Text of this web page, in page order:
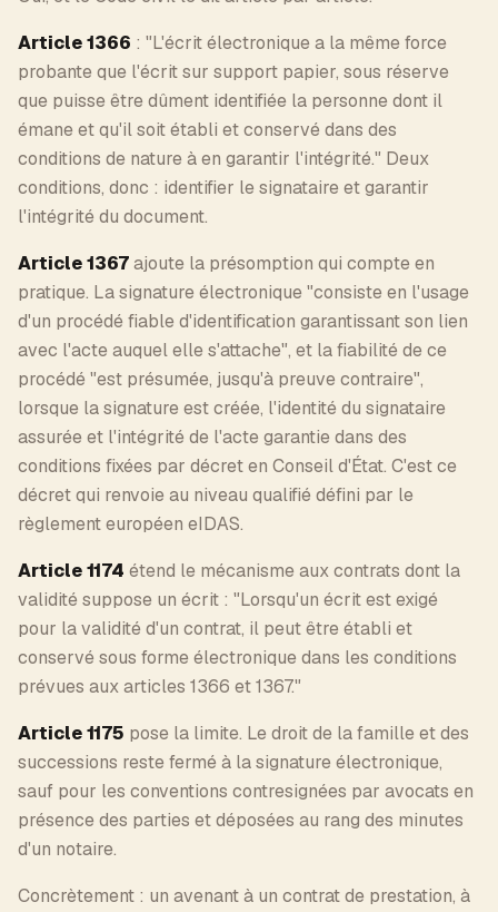
Article 1366 : "L'écrit électronique a la même force
probante que l'écrit sur support papier, sous réserve
que puisse être dûment identifiée la personne dont il
émane et qu'il soit établi et conservé dans des
conditions de nature à en garantir l'intégrité." Deux
conditions, donc : identifier le signataire et garantir
l'intégrité du document.
Article 1367ajoute la présomption qui compte en
pratique. La signature électronique "consiste en l'usage
d'un procédé fiable d'identification garantissant son lien
avec l'acte auquel elle s'attache", et la fiabilité de ce
procédé "est présumée, jusqu'à preuve contraire",
lorsque la signature est créée, l'identité du signataire
assurée et l'intégrité de l'acte garantie dans des
conditions fixées par décret en Conseil d'État. C'est ce
décret qui renvoie au niveau qualifié défini par le
règlement européen eIDAS.
Article 1174 étend le mécanisme aux contrats dont la
validité suppose un écrit : "Lorsqu'un écrit est exigé
pour la validité d'un contrat, il peut être établi et
conservé sous forme électronique dans les conditions
prévues aux articles 1366 et 1367."
Article 1175 pose la limite. Le droit de la famille et des
successions reste fermé à la signature électronique,
sauf pour les conventions contresignées par avocats en
présence des parties et déposées au rang des minutes
d'un notaire.
Concrètement : un avenant à un contrat de prestation, à